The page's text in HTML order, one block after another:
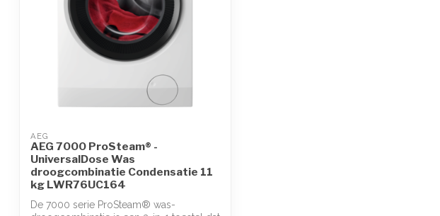
AEG
AEG 7000 ProSteam® -
UniversalDose Was
droogcombinatie Condensatie 11
kg LWR76UC164
De 7000 serie ProSteam® was-